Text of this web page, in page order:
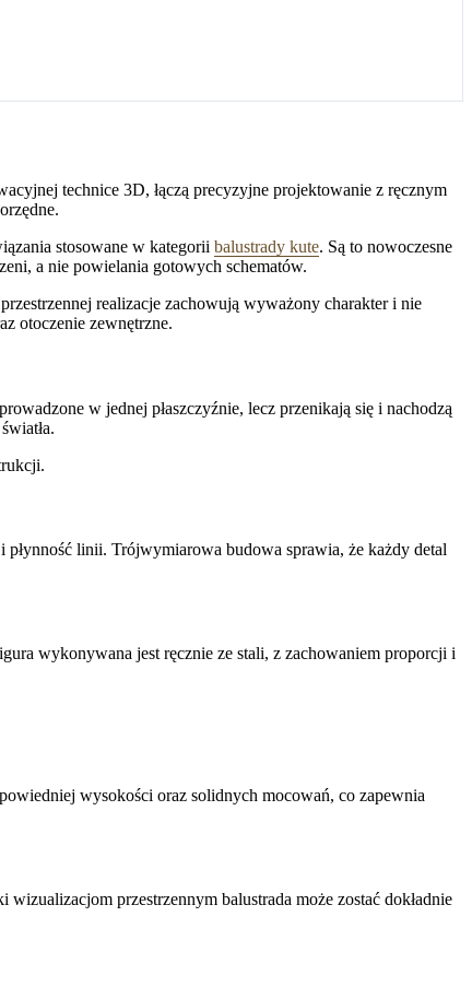
technice 3D, łączą precyzyjne projektowanie z ręcznym
stosowane w kategorii balustrady kute. Są to nowoczesne
a nie powielania gotowych schematów.
realizacje zachowują wyważony charakter i nie
otoczenie zewnętrzne.
w jednej płaszczyźnie, lecz przenikają się i nachodzą
linii. Trójwymiarowa budowa sprawia, że każdy detal
wykonywana jest ręcznie ze stali, z zachowaniem proporcji i
wysokości oraz solidnych mocowań, co zapewnia
przestrzennym balustrada może zostać dokładnie